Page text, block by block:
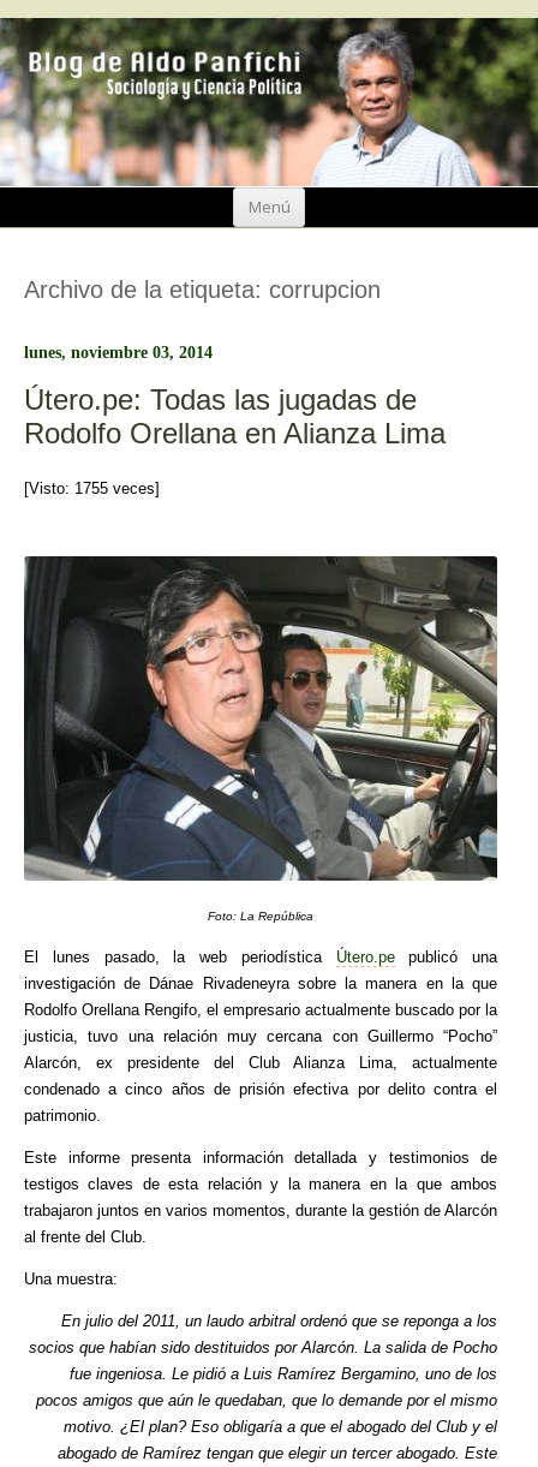
Menú
Ir
Archivo de la etiqueta: corrupcion
lunes, noviembre 03, 2014
Útero.pe: Todas las jugadas de
Rodolfo Orellana en Alianza Lima
[Visto: 1755 veces]
Foto: La República
El lunes pasado, la web periodística Útero.pepublicó una
investigación de Dánae Rivadeneyra sobre la manera en la que
Rodolfo Orellana Rengifo, el empresario actualmente buscado por la
justicia, tuvo una relación muy cercana con Guillermo “Pocho”
Alarcón, ex presidente del Club Alianza Lima, actualmente
condenado a cinco años de prisión efectiva por delito contra el
patrimonio.
Este informe presenta información detallada y testimonios de
testigos claves de esta relación y la manera en la que ambos
trabajaron juntos en varios momentos, durante la gestión de Alarcón
al frente del Club.
Una muestra:
En julio del 2011, un laudo arbitral ordenó que se reponga a los
socios que habían sido destituidos por Alarcón. La salida de Pocho
fue ingeniosa. Le pidió a Luis Ramírez Bergamino, uno de los
pocos amigos que aún le quedaban, que lo demande por el mismo
motivo. ¿El plan? Eso obligaría a que el abogado del Club y el
abogado de Ramírez tengan que elegir un tercer abogado. Este